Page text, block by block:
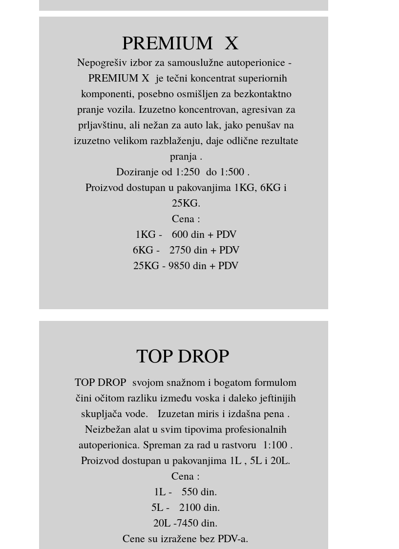
PREMIUM X
Nepogrešiv izbor za samouslužne autoperionice -
PREMIUM X je tečni koncentrat superiornih
komponenti, posebno osmišljen za bezkontaktno
pranje vozila. Izuzetno koncentrovan, agresivan za
prljavštinu, ali nežan za auto lak, jako penušav na
izuzetno velikom razblaženju, daje odlične rezultate
pranja .
Doziranje od 1:250 do 1:500 .
Proizvod dostupan u pakovanjima 1KG, 6KG i
25KG.
Cena :
1KG - 600 din + PDV
6KG - 2750 din + PDV
25KG - 9850 din + PDV
TOP DROP
TOP DROP svojom snažnom i bogatom formulom
čini očitom razliku između voska i daleko jeftinijih
skupljača vode. Izuzetan miris i izdašna pena .
Neizbežan alat u svim tipovima profesionalnih
autoperionica. Spreman za rad u rastvoru 1:100 .
Proizvod dostupan u pakovanjima 1L , 5L i 20L.
Cena :
1L - 550 din.
5L - 2100 din.
20L -7450 din.
Cene su izražene bez PDV-a.